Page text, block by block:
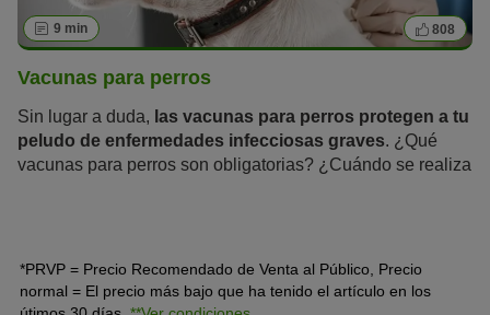
9 min 808
Vacunas para perros
Sin lugar a duda, las vacunas para perros protegen a tu
peludo de enfermedades infecciosas graves. ¿Qué
vacunas para perros son obligatorias? ¿Cuándo se realiza
*PRVP = Precio Recomendado de Venta al Público, Precio
normal = El precio más bajo que ha tenido el artículo en los